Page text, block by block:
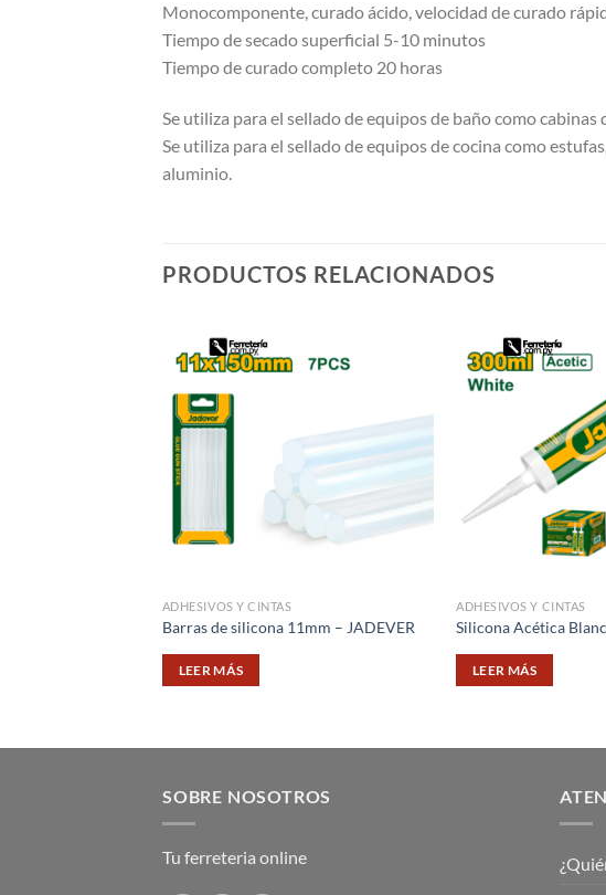
Monocomponente, curado ácido, velocidad de curado
Tiempo de secado superficial 5-10 minutos
Tiempo de curado completo 20 horas
Se utiliza para el sellado de equipos de baño como
Se utiliza para el sellado de equipos de cocina como
aluminio.
PRODUCTOS RELACIONADOS
ADHESIVOS Y CINTAS
Barras de silicona 11mm – JADEVER
LEER MÁS
ADHESIVOS Y CINTAS
Silicona Acética
LEER MÁS
SOBRE NOSOTROS
Tu ferreteria online